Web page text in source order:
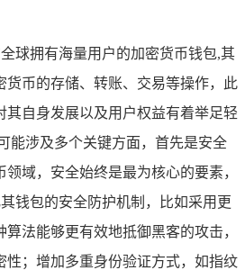
球拥有海量用户的加密货币钱包,其
货币的存储、转账、交易等操作，此
其自身发展以及用户权益有着举足轻
能涉及多个关键方面，首先是安全
域，安全始终是最为核心的要素，
钱包的安全防护机制，比如采用更
法能够更有效地抵御黑客的攻击，
性；增加多重身份验证方式，如指纹